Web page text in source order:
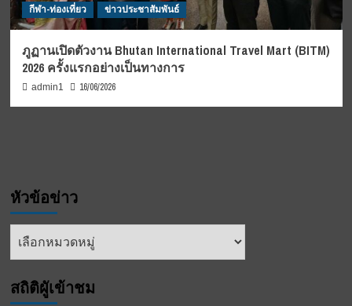
กีฬา-ท่องเที่ยว ข่าวประชาสัมพันธ์
ภูฏานเปิดตัวงาน Bhutan International Travel Mart (BITM)
2026 ครั้งแรกอย่างเป็นทางการ
admin1 16/06/2026
หัวข้อข่าว
หัวข้อ
สถิติผูัเข้าชม